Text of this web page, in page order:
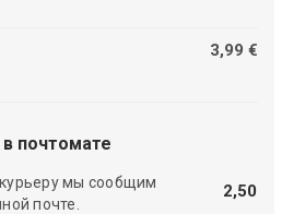
3,99 €
почтомате
мы сообщим
почте.
2,50